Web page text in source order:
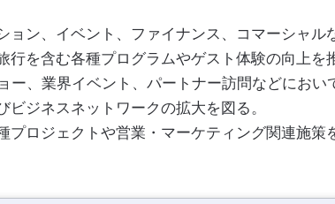
ョン、イベント、ファイナンス、コマーシャル
を含む各種プログラムやゲスト体験の向上を
ー、業界イベント、パートナー訪問などにおい
ジネスネットワークの拡大を図る。
プロジェクトや営業・マーケティング関連施策